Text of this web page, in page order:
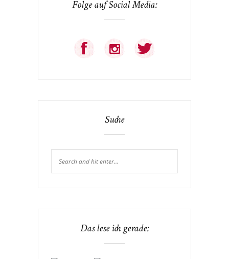
Folge auf Social Media:
Suche
Das lese ich gerade: